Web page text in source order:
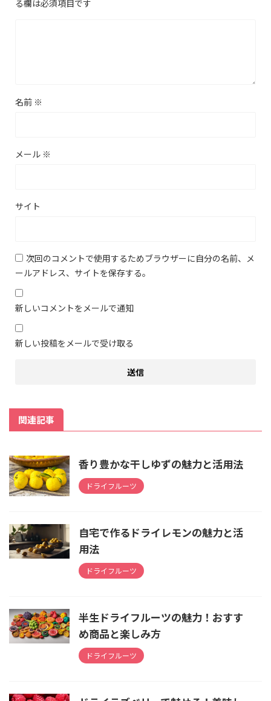
る欄は必須項目です
名前 ※
メール ※
サイト
次回のコメントで使用するためブラウザーに自分の名前、メ
ールアドレス、サイトを保存する。
新しいコメントをメールで通知
新しい投稿をメールで受け取る
関連記事
香り豊かな干しゆずの魅力と活用法
ドライフルーツ
自宅で作るドライレモンの魅力と活
用法
ドライフルーツ
半生ドライフルーツの魅力！おすす
め商品と楽しみ方
ドライフルーツ